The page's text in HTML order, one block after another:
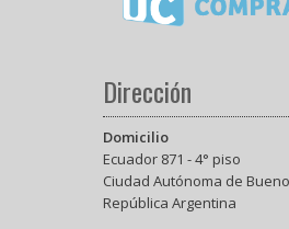
Dirección
Domicilio
Ecuador 871 - 4° piso
Ciudad Autónoma de
República Argentina